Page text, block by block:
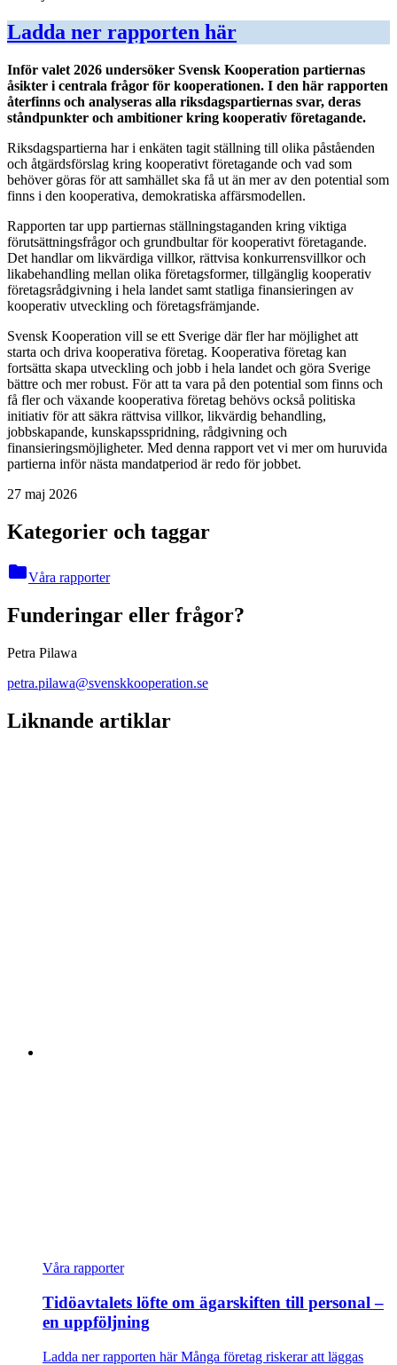
Ladda ner rapporten här
Inför valet 2026 undersöker Svensk Kooperation partiernas
åsikter i centrala frågor för kooperationen. I den här rapporten
återfinns och analyseras alla riksdagspartiernas svar, deras
ståndpunkter och ambitioner kring kooperativ företagande.
Riksdagspartierna har i enkäten tagit ställning till olika påståenden
och åtgärdsförslag kring kooperativt företagande och vad som
behöver göras för att samhället ska få ut än mer av den potential som
finns i den kooperativa, demokratiska affärsmodellen.
Rapporten tar upp partiernas ställningstaganden kring viktiga
förutsättningsfrågor och grundbultar för kooperativt företagande.
Det handlar om likvärdiga villkor, rättvisa konkurrensvillkor och
likabehandling mellan olika företagsformer, tillgänglig kooperativ
företagsrådgivning i hela landet samt statliga finansieringen av
kooperativ utveckling och företagsfrämjande.
Svensk Kooperation vill se ett Sverige där fler har möjlighet att
starta och driva kooperativa företag. Kooperativa företag kan
fortsätta skapa utveckling och jobb i hela landet och göra Sverige
bättre och mer robust. För att ta vara på den potential som finns och
få fler och växande kooperativa företag behövs också politiska
initiativ för att säkra rättvisa villkor, likvärdig behandling,
jobbskapande, kunskapsspridning, rådgivning och
finansieringsmöjligheter. Med denna rapport vet vi mer om huruvida
partierna inför nästa mandatperiod är redo för jobbet.
27 maj 2026
Kategorier och taggar
folderVåra rapporter
Funderingar eller frågor?
Petra Pilawa
petra.pilawa@svenskkooperation.se
Liknande artiklar
Våra rapporter
Tidöavtalets löfte om ägarskiften till personal –
en uppföljning
Ladda ner rapporten här Många företag riskerar att läggas